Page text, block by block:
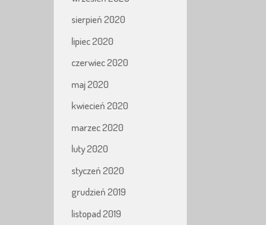
sierpień 2020
lipiec 2020
czerwiec 2020
maj 2020
kwiecień 2020
marzec 2020
luty 2020
styczeń 2020
grudzień 2019
listopad 2019